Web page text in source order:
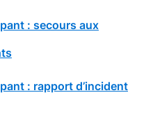
: secours aux
: rapport d’incident